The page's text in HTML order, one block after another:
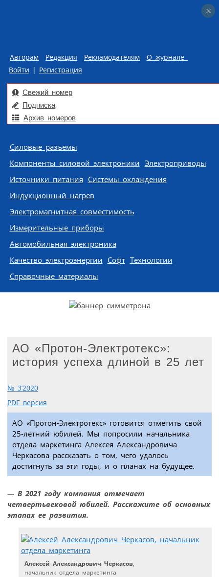
Авторам Редакция Рекламодателям
О журнале
Войти | Регистрация
Свежий номер
Подписка
Архив номеров
Skip to content
Силовые разъемы
Компоненты силовой электроники Электроприводы
Источники питания Системы охлаждения
Индукционный нагрев
Электромагнитная совместимость
Измерительные приборы
Автомобильная электроника
Качество электроэнергии Софт Технологии
Справочные материалы
АО «Протон-Электротекс»:
история успеха длиной в 25 лет
№ 3’2020
PDF версия
АО «Протон-Электротекс» готовится отметить свой
25-летний юбилей. Мы попросили начальника
отдела маркетинга Алексея Александровича
Черкасова рассказать о том, чего удалось
достигнуть за эти годы, и о планах на будущее.
— В 2021 году компания отмечает
четвертьвековой юбилей. Расскажите об основных
этапах ее развития.
Алексей Александрович Черкасов,
начальник отдела маркетинга
×
×